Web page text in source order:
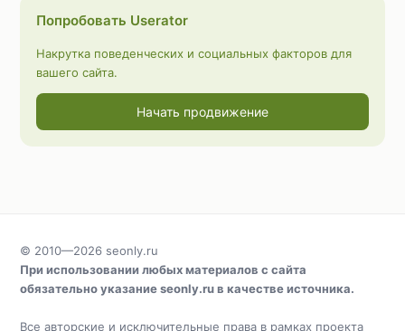
Попробовать Userator
Накрутка поведенческих и социальных факторов для
вашего сайта.
Начать продвижение
© 2010—2026 seonly.ru
При использовании любых материалов с сайта
обязательно указаниеseonly.ruв качестве источника.
Все авторские и исключительные права в рамках проекта